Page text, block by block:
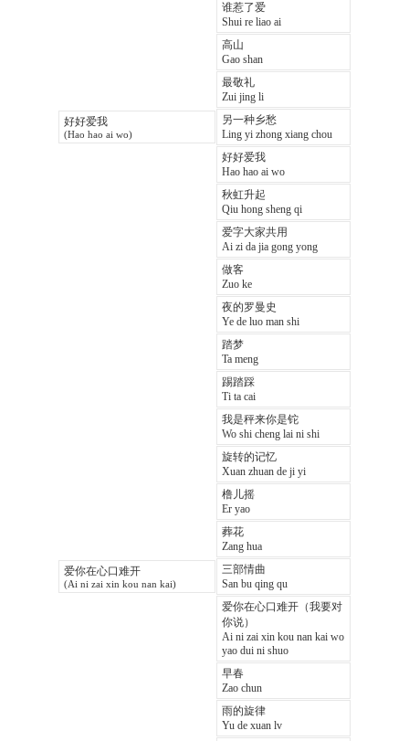
谁惹了爱
Shui re liao ai
高山
Gao shan
最敬礼
Zui jing li
好好爱我
(Hao hao ai wo)
另一种乡愁
Ling yi zhong xiang chou
好好爱我
Hao hao ai wo
秋虹升起
Qiu hong sheng qi
爱字大家共用
Ai zi da jia gong yong
做客
Zuo ke
夜的罗曼史
Ye de luo man shi
踏梦
Ta meng
踢踏踩
Ti ta cai
我是秤来你是铊
Wo shi cheng lai ni shi
旋转的记忆
Xuan zhuan de ji yi
橹儿摇
Er yao
葬花
Zang hua
爱你在心口难开
(Ai ni zai xin kou nan kai)
三部情曲
San bu qing qu
爱你在心口难开（我要对
你说）
Ai ni zai xin kou nan kai wo
yao dui ni shuo
早春
Zao chun
雨的旋律
Yu de xuan lv